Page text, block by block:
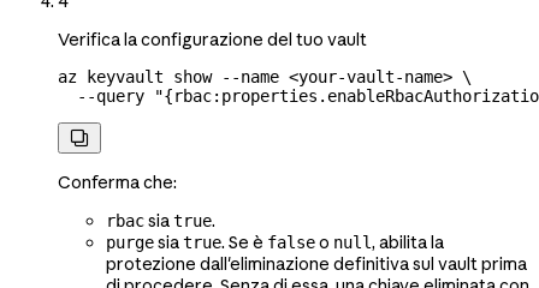
Verifica la configurazione del tuo vault
az keyvault show --name <your-vault-name> \
  --query

Conferma che:
rbacsiatrue.
purgesiatrue. Se è falseo null, abilita la
protezione dall'eliminazione definitiva sul vault prima